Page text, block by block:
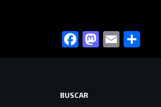
Facebook
Email
BUSCAR